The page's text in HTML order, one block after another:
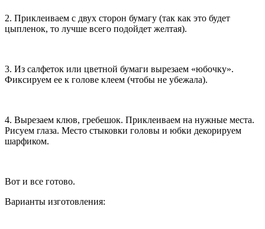
2. Приклеиваем с двух сторон бумагу (так как это будет
цыпленок, то лучше всего подойдет желтая).
3. Из салфеток или цветной бумаги вырезаем «юбочку».
Фиксируем ее к голове клеем (чтобы не убежала).
4. Вырезаем клюв, гребешок. Приклеиваем на нужные места.
Рисуем глаза. Место стыковки головы и юбки декорируем
шарфиком.
Вот и все готово.
Варианты изготовления: